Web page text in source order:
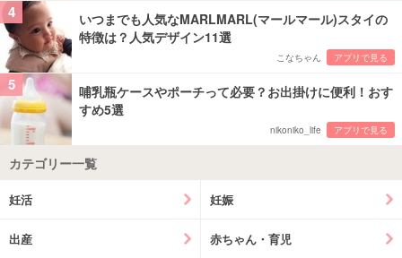
4
いつまでも人気なMARLMARL(マールマール)スタイの
特徴は？人気デザイン11選
こなちゃん アプリで見る
5
哺乳瓶ケースやポーチって必要？お出掛けに便利！おす
すめ5選
nikoniko_life アプリで見る
カテゴリー一覧
妊活 妊娠
出産 赤ちゃん・育児